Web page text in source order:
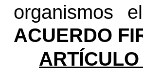
organismos
ACUERDO